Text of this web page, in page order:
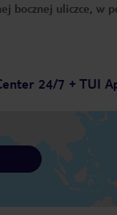
bocznej uliczce, w
24/7 + TUI